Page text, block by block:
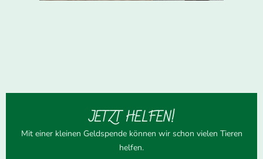
JETZT HELFEN!
Mit einer kleinen Geldspende können wir schon vielen Tieren
helfen.